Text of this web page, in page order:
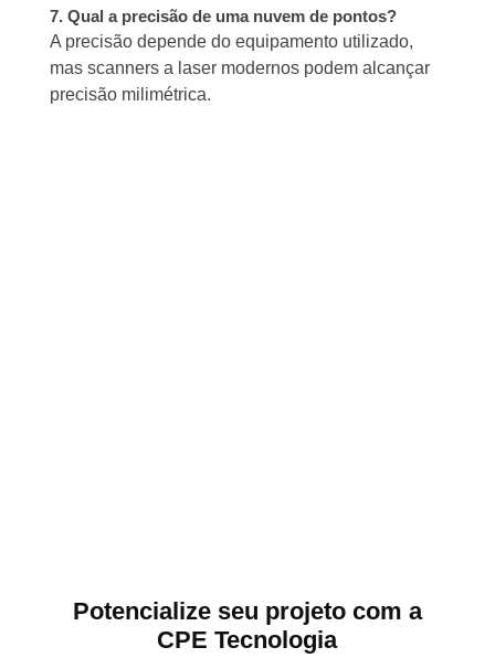
7. Qual a precisão de uma nuvem de pontos?
A precisão depende do equipamento utilizado,
mas scanners a laser modernos podem alcançar
precisão milimétrica.
Potencialize seu projeto com a
CPE Tecnologia